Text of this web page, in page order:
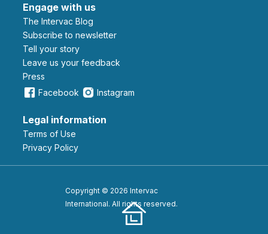
Engage with us
The Intervac Blog
Subscribe to newsletter
Tell your story
leave us your feedback
Press
Facebook
Instagram
Legal information
Terms of Use
Privacy Policy
Copyright © 2026 Intervac
International. All rights reserved.